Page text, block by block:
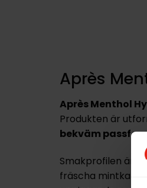
Après
Après Menthol
Produkten är
bekväm
Smakprofilen är
fräscha